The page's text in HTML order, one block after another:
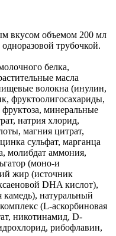
вкусом объемом 200 мл
трубочкой.
белка,
масла
волокна (инулин,
фруктоолигосахариды,
минеральные
натрия хлорид,
магния цитрат,
сульфат, марганца
молибдат аммония,
(моно-и
жир (источник
DHA кислот),
камедь), натуральный
(L-аскорбиновая
никотинамид, D-
рибофлавин,